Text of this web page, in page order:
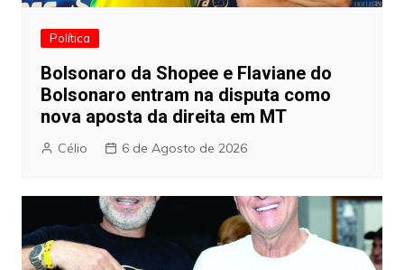
Política
Bolsonaro da Shopee e Flaviane do
Bolsonaro entram na disputa como
nova aposta da direita em MT
Célio 6 de Agosto de 2026